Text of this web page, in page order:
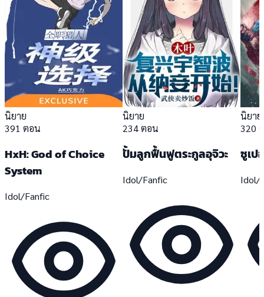
นิยาย
391 ตอน
HxH: God of Choice
System
Idol/Fanfic
นิยาย
234 ตอน
ปั้มลูกฟื้นฟูตระกูลอุจิวะ
Idol/Fanfic
นิยาย
320
ซูเป
Idol/